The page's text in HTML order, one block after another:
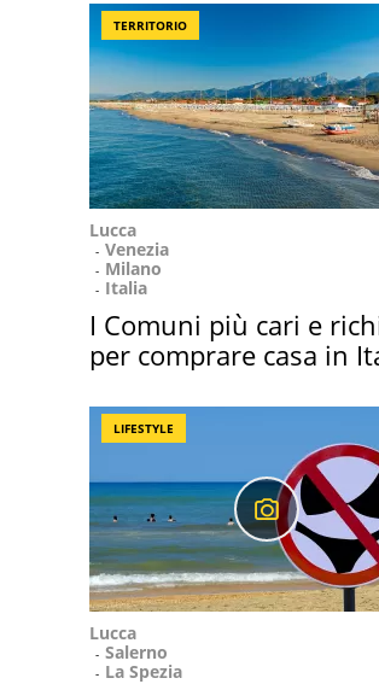
TERRITORIO
Lucca
Venezia
Milano
Italia
I Comuni più cari e
per comprare casa in
LIFESTYLE
Lucca
Salerno
La Spezia